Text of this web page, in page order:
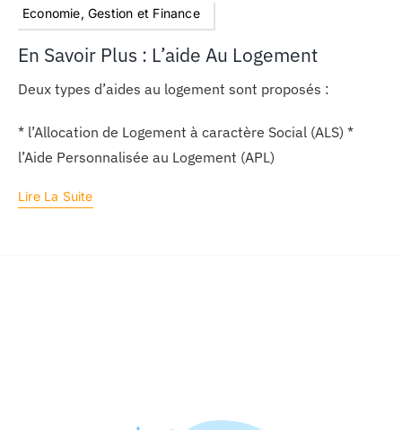
Economie, Gestion et Finance
En Savoir Plus : L’aide Au Logement
Deux types d’aides au logement sont proposés :
* l’Allocation de Logement à caractère Social (ALS) *
l’Aide Personnalisée au Logement (APL)
Lire La Suite